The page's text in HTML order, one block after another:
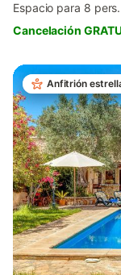
Espacio para 8 pers.
Cancelación
Anfitrión